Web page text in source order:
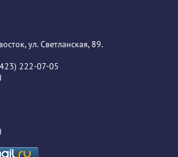
ул. Светланская, 89.
222-07-05